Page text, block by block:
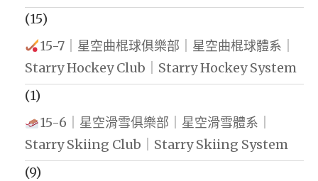
(15)
15-7｜星空曲棍球俱樂部｜星空曲棍球體系｜
Starry Hockey Club｜Starry Hockey System
(1)
15-6｜星空滑雪俱樂部｜星空滑雪體系｜
Starry Skiing Club｜Starry Skiing System
(9)